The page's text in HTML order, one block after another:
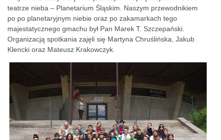
teatrze nieba – Planetarium Śląskim. Naszym przewodnikiem
po po planetaryjnym niebie oraz po zakamarkach tego
majestatycznego gmachu był Pan Marek T. Szczepański.
Organizacją spotkania zajęli się Martyna Chruślińska, Jakub
Klencki oraz Mateusz Krakowczyk.